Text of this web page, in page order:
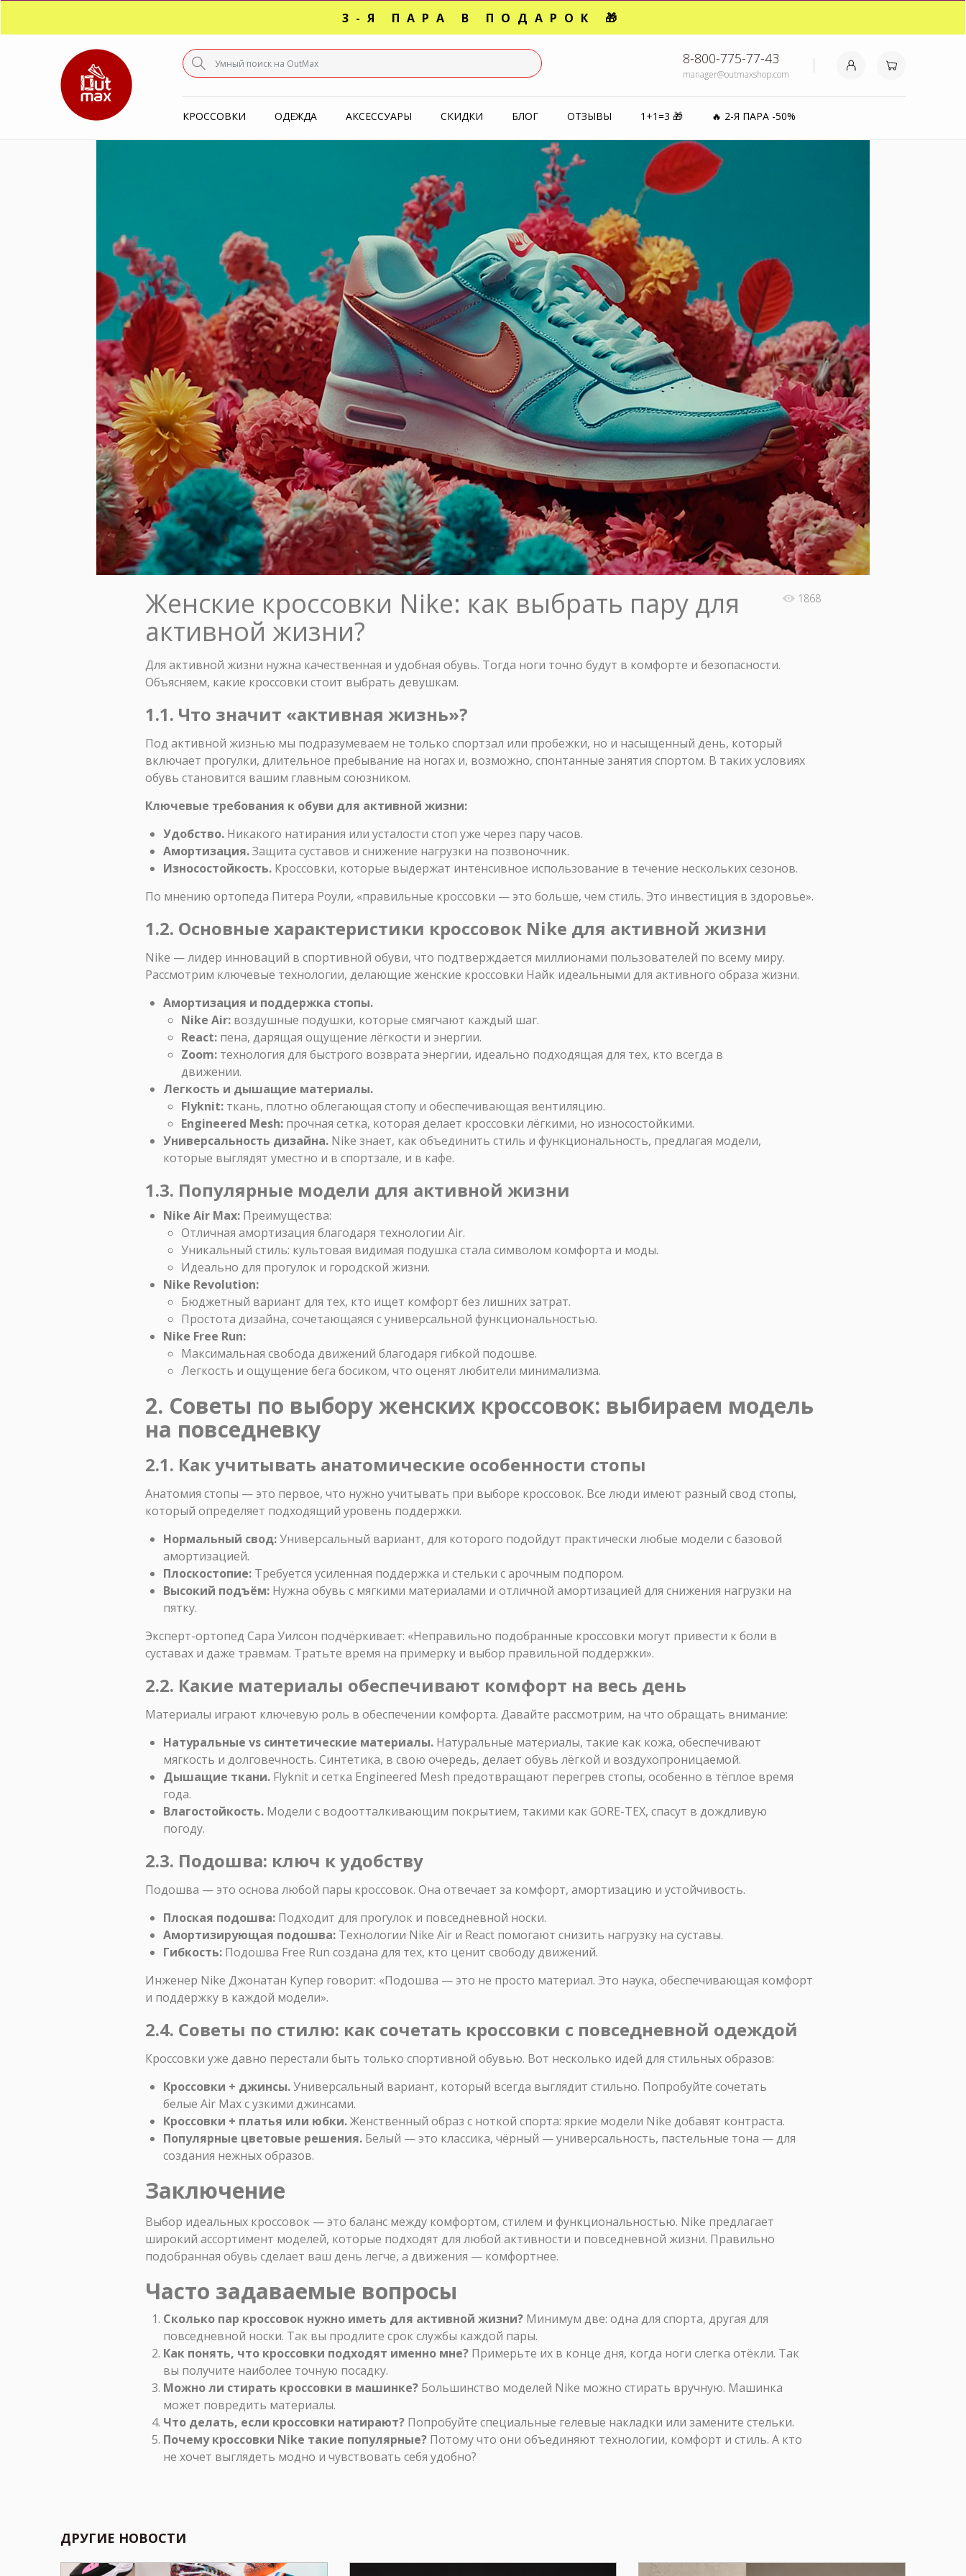
3-Я ПАРА В ПОДАРОК 🎁
ПОСЛЕДНИЕ РАЗМЕРЫ ОТ 1500₽⚡️ 8-800-775-77-43
manager@outmaxshop.com
КРОССОВКИ ОДЕЖДА АКСЕССУАРЫ СКИДКИ БЛОГ ОТЗЫВЫ 1+1=3 🎁 🔥 2-Я ПАРА -50%
Женские кроссовки Nike: как выбрать пару для
активной жизни?
1868
Для активной жизни нужна качественная и удобная обувь. Тогда ноги точно будут в комфорте и безопасности.
Объясняем, какие кроссовки стоит выбрать девушкам.
1.1. Что значит «активная жизнь»?
Под активной жизнью мы подразумеваем не только спортзал или пробежки, но и насыщенный день, который
включает прогулки, длительное пребывание на ногах и, возможно, спонтанные занятия спортом. В таких условиях
обувь становится вашим главным союзником.
Ключевые требования к обуви для активной жизни:
Удобство. Никакого натирания или усталости стоп уже через пару часов.
Амортизация.Защита суставов и снижение нагрузки на позвоночник.
Износостойкость. Кроссовки, которые выдержат интенсивное использование в течение нескольких сезонов.
По мнению ортопеда Питера Роули, «правильные кроссовки — это больше, чем стиль. Это инвестиция в здоровье».
1.2. Основные характеристики кроссовок Nike для активной жизни
Nike — лидер инноваций в спортивной обуви, что подтверждается миллионами пользователей по всему миру.
Рассмотрим ключевые технологии, делающие женские кроссовки Найк идеальными для активного образа жизни.
Амортизация и поддержка стопы.
Nike Air: воздушные подушки, которые смягчают каждый шаг.
React: пена, дарящая ощущение лёгкости и энергии.
Zoom: технология для быстрого возврата энергии, идеально подходящая для тех, кто всегда в
движении.
Легкость и дышащие материалы.
Flyknit: ткань, плотно облегающая стопу и обеспечивающая вентиляцию.
Engineered Mesh: прочная сетка, которая делает кроссовки лёгкими, но износостойкими.
Универсальность дизайна. Nike знает, как объединить стиль и функциональность, предлагая модели,
которые выглядят уместно и в спортзале, и в кафе.
1.3. Популярные модели для активной жизни
Nike Air Max: Преимущества:
Отличная амортизация благодаря технологии Air.
Уникальный стиль: культовая видимая подушка стала символом комфорта и моды.
Идеально для прогулок и городской жизни.
Nike Revolution:
Бюджетный вариант для тех, кто ищет комфорт без лишних затрат.
Простота дизайна, сочетающаяся с универсальной функциональностью.
Nike Free Run:
Максимальная свобода движений благодаря гибкой подошве.
Легкость и ощущение бега босиком, что оценят любители минимализма.
2. Советы по выбору женских кроссовок: выбираем модель
на повседневку
2.1. Как учитывать анатомические особенности стопы
Анатомия стопы — это первое, что нужно учитывать при выборе кроссовок. Все люди имеют разный свод стопы,
который определяет подходящий уровень поддержки.
Нормальный свод:Универсальный вариант, для которого подойдут практически любые модели с базовой
амортизацией.
Плоскостопие: Требуется усиленная поддержка и стельки с арочным подпором.
Высокий подъём: Нужна обувь с мягкими материалами и отличной амортизацией для снижения нагрузки на
пятку.
Эксперт-ортопед Сара Уилсон подчёркивает: «Неправильно подобранные кроссовки могут привести к боли в
суставах и даже травмам. Тратьте время на примерку и выбор правильной поддержки».
2.2. Какие материалы обеспечивают комфорт на весь день
Материалы играют ключевую роль в обеспечении комфорта. Давайте рассмотрим, на что обращать внимание:
Натуральные vs синтетические материалы. Натуральные материалы, такие как кожа, обеспечивают
мягкость и долговечность. Синтетика, в свою очередь, делает обувь лёгкой и воздухопроницаемой.
Дышащие ткани. Flyknit и сетка Engineered Mesh предотвращают перегрев стопы, особенно в тёплое время
года.
Влагостойкость. Модели с водоотталкивающим покрытием, такими как GORE-TEX, спасут в дождливую
погоду.
2.3. Подошва: ключ к удобству
Подошва — это основа любой пары кроссовок. Она отвечает за комфорт, амортизацию и устойчивость.
Плоская подошва: Подходит для прогулок и повседневной носки.
Амортизирующая подошва: Технологии Nike Air и React помогают снизить нагрузку на суставы.
Гибкость: Подошва Free Run создана для тех, кто ценит свободу движений.
Инженер Nike Джонатан Купер говорит: «Подошва — это не просто материал. Это наука, обеспечивающая комфорт
и поддержку в каждой модели».
2.4. Советы по стилю: как сочетать кроссовки с повседневной одеждой
Кроссовки уже давно перестали быть только спортивной обувью. Вот несколько идей для стильных образов:
Кроссовки + джинсы.Универсальный вариант, который всегда выглядит стильно. Попробуйте сочетать
белые Air Max с узкими джинсами.
Кроссовки + платья или юбки.Женственный образ с ноткой спорта: яркие модели Nike добавят контраста.
Популярные цветовые решения. Белый — это классика, чёрный — универсальность, пастельные тона — для
создания нежных образов.
Заключение
Выбор идеальных кроссовок — это баланс между комфортом, стилем и функциональностью. Nike предлагает
широкий ассортимент моделей, которые подходят для любой активности и повседневной жизни. Правильно
подобранная обувь сделает ваш день легче, а движения — комфортнее.
Часто задаваемые вопросы
Сколько пар кроссовок нужно иметь для активной жизни? Минимум две: одна для спорта, другая для
повседневной носки. Так вы продлите срок службы каждой пары.
Как понять, что кроссовки подходят именно мне? Примерьте их в конце дня, когда ноги слегка отёкли. Так
вы получите наиболее точную посадку.
Можно ли стирать кроссовки в машинке? Большинство моделей Nike можно стирать вручную. Машинка
может повредить материалы.
Что делать, если кроссовки натирают? Попробуйте специальные гелевые накладки или замените стельки.
Почему кроссовки Nike такие популярные? Потому что они объединяют технологии, комфорт и стиль. А кто
не хочет выглядеть модно и чувствовать себя удобно?
ДРУГИЕ НОВОСТИ